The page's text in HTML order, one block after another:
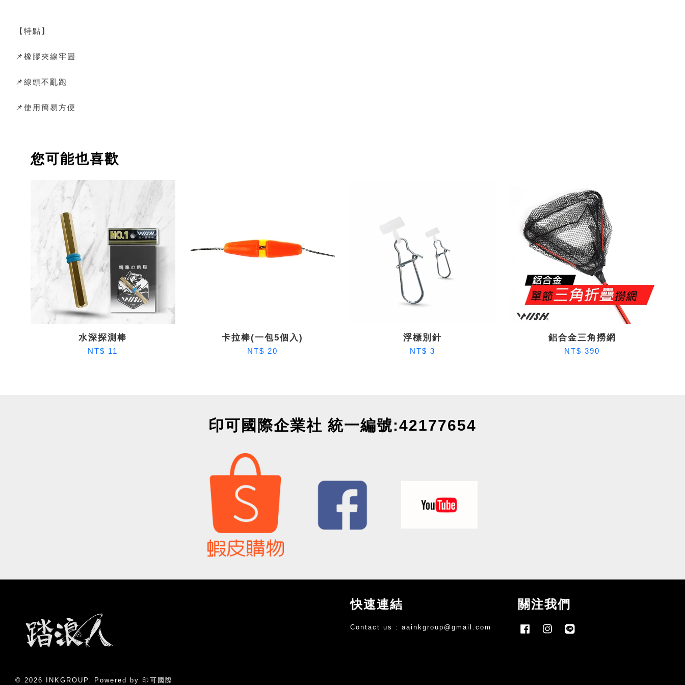
【特點】
📌橡膠夾線牢固
📌線頭不亂跑
📌使用簡易方便
您可能也喜歡
水深探測棒
NT$ 11
卡拉棒(一包5個入)
NT$ 20
浮標別針
NT$ 3
鋁合金三角撈網
NT$ 390
印可國際企業社 統一編號:42177654
© 2026 INKGROUP. Powered by 印可國際
快速連結
Contact us : aainkgroup@gmail.com
關注我們
FacebookInstagram